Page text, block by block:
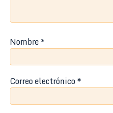
Nombre*
Correo electrónico*